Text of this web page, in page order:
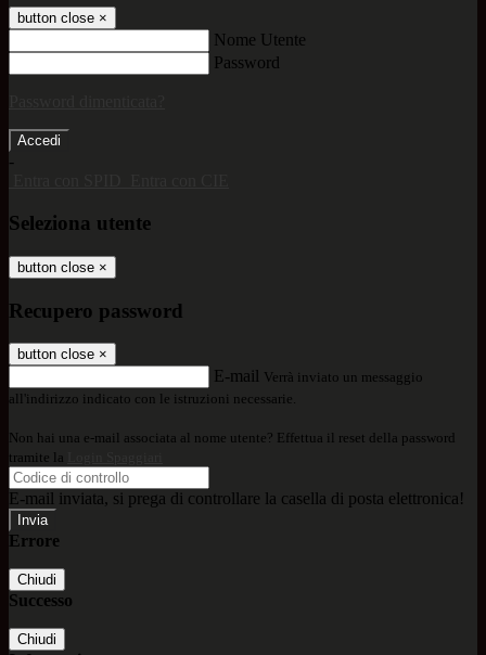
button close ×
Nome Utente
Password
-
Seleziona utente
button close ×
Recupero password
button close ×
E-mail Verrà inviato un messaggio
all'indirizzo indicato con le istruzioni necessarie.
Non hai una e-mail associata al nome utente? Effettua il reset della password
tramite la
E-mail inviata, si prega di controllare la casella di posta elettronica!
Errore
Chiudi
Successo
Chiudi